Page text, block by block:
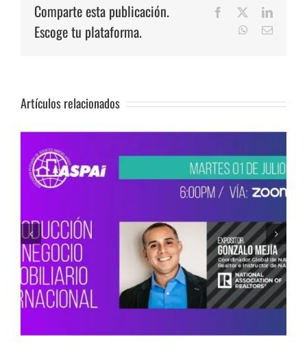
Comparte esta publicación.
Escoge tu plataforma.
Facebook
WhatsApp
Correo
Artículos relacionados
Webinar ASPAI Internacional: MEET THE R IN
PERU